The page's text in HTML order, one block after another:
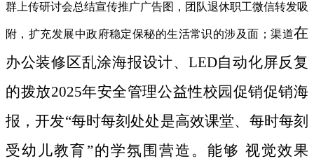
群上传研讨会总结宣传推广广告图，团队退休职工微信转发吸
附，扩充发展中政府稳定保秘的生活常识的涉及面；渠道在
办公装修区乱涂海报设计、LED自动化屏反复
的拨放2025年安全管理公益性校园促销促销海
报，开发“每时每刻处处是高效课堂、每时每刻
受幼儿教育”的学氛围营造。能够 视觉效果